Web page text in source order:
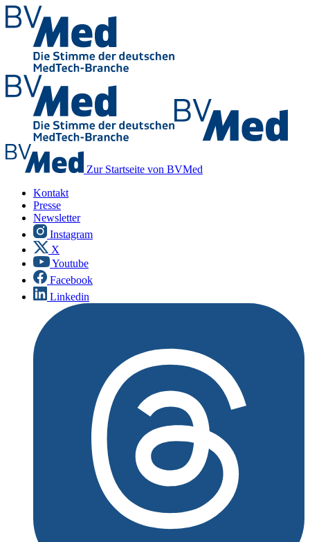
Zur Startseite von BVMed
Kontakt
Presse
Newsletter
Instagram
X
Youtube
Facebook
Linkedin